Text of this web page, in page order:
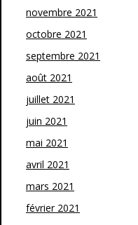
novembre 2021
octobre 2021
septembre 2021
août 2021
juillet 2021
juin 2021
mai 2021
avril 2021
mars 2021
février 2021